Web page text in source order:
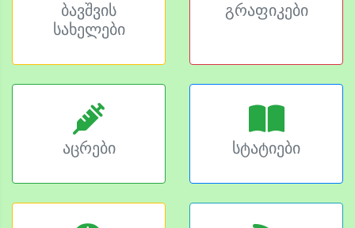
ბავშვის
სახელები
გრაფიკები
აცრები სტატიები